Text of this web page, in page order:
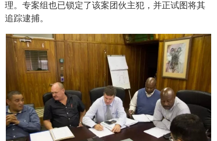
理。专案组也已锁定了该案团伙主犯，并正试图将其
追踪逮捕。